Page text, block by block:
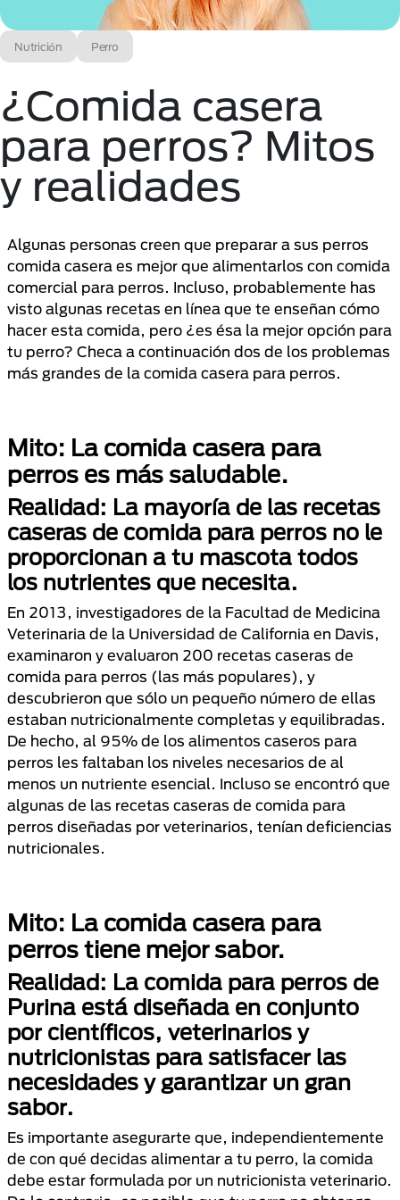
Nutrición Perro
¿Comida casera
para perros? Mitos
y realidades
Algunas personas creen que preparar a sus perros
comida casera es mejor que alimentarlos con comida
comercial para perros. Incluso, probablemente has
visto algunas recetas en línea que te enseñan cómo
hacer esta comida, pero ¿es ésa la mejor opción para
tu perro? Checa a continuación dos de los problemas
más grandes de la comida casera para perros.
Mito: La comida casera para
perros es más saludable.
Realidad: La mayoría de las recetas
caseras de comida para perros no le
proporcionan a tu mascota todos
los nutrientes que necesita.
En 2013, investigadores de la Facultad de Medicina
Veterinaria de la Universidad de California en Davis,
examinaron y evaluaron 200 recetas caseras de
comida para perros (las más populares), y
descubrieron que sólo un pequeño número de ellas
estaban nutricionalmente completas y equilibradas.
De hecho, al 95% de los alimentos caseros para
perros les faltaban los niveles necesarios de al
menos un nutriente esencial. Incluso se encontró que
algunas de las recetas caseras de comida para
perros diseñadas por veterinarios, tenían deficiencias
nutricionales.
Mito: La comida casera para
perros tiene mejor sabor.
Realidad: La comida para perros de
Purina está diseñada en conjunto
por científicos, veterinarios y
nutricionistas para satisfacer las
necesidades y garantizar un gran
sabor.
Es importante asegurarte que, independientemente
de con qué decidas alimentar a tu perro, la comida
debe estar formulada por un nutricionista veterinario.